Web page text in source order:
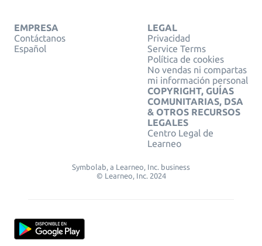
EMPRESA
Contáctanos
Español
LEGAL
Privacidad
Service Terms
Política de cookies
No vendas ni compartas
mi información personal
COPYRIGHT, GUÍAS
COMUNITARIAS, DSA
& OTROS RECURSOS
LEGALES
Centro Legal de
Learneo
Symbolab, a Learneo, Inc. business
© Learneo, Inc. 2024